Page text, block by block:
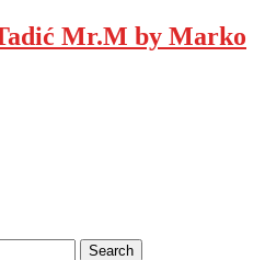
Mr.M by Marko